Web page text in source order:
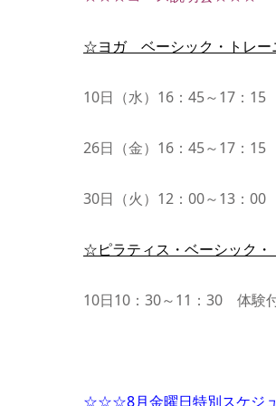
☆ヨガ ベーシック・トレー
10日（水）16：45～17：
26日（金）16：45～17：
30日（火）12：00～13：
☆ピラティス・ベーシック・
10日10：30～11：30 体験
☆☆☆8月金曜日特別スケ